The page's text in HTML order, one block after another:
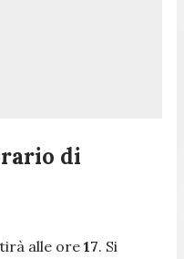
di
alle ore17. Si